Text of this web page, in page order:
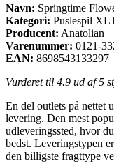
Navn: Springtime
Kategori: Puslespil XL
Producent: Anatolian
Varenummer: 0121-
EAN: 8698543133297
Vurderet til 4.9 ud af 5
En del outlets på nettet
levering. Den mest
udleveringssted, hvor
bedst. Leveringstypen
den billigste fragttype